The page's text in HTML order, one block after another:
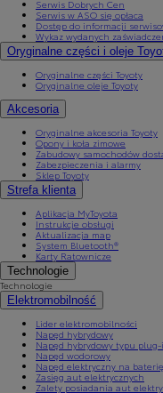
Serwis Dobrych Cen
Serwis w ASO się opłaca
Dostęp do informacji
Wykaz wydanych
Oryginalne części i oleje
Oryginalne części Toyoty
Oryginalne oleje Toyoty
Akcesoria
Oryginalne akcesoria Toyoty
Opony i koła zimowe
Zabudowy samochodów
Zabezpieczenia i alarmy
Sklep Toyoty
Strefa klienta
Aplikacja MyToyota
Instrukcje obsługi
Aktualizacja map
System Bluetooth®
Karty Ratownicze
Technologie
Technologie
Elektromobilność
Lider elektromobilności
Napęd hybrydowy
Napęd hybrydowy typu
Napęd wodorowy
Napęd elektryczny na baterię
Zasięg aut elektrycznych
Zalety posiadania aut